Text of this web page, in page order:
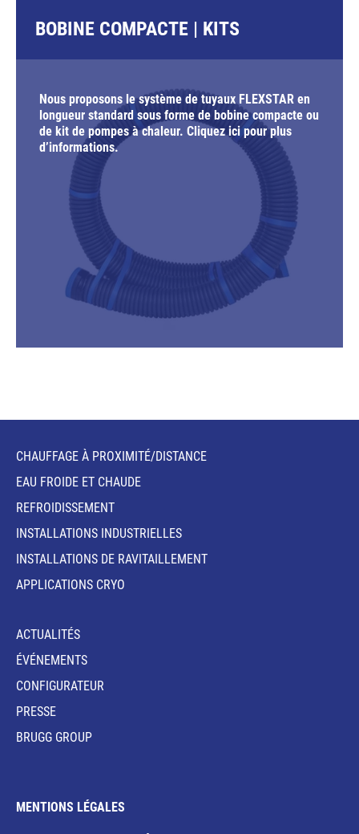
BOBINE COMPACTE | KITS
Nous proposons le système de tuyaux FLEXSTAR en
longueur standard sous forme de bobine compacte ou
de kit de pompes à chaleur. Cliquez ici pour plus
d’informations.
CHAUFFAGE À PROXIMITÉ/DISTANCE
EAU FROIDE ET CHAUDE
REFROIDISSEMENT
INSTALLATIONS INDUSTRIELLES
INSTALLATIONS DE RAVITAILLEMENT
APPLICATIONS CRYO
ACTUALITÉS
ÉVÉNEMENTS
CONFIGURATEUR
PRESSE
BRUGG GROUP
MENTIONS LÉGALES